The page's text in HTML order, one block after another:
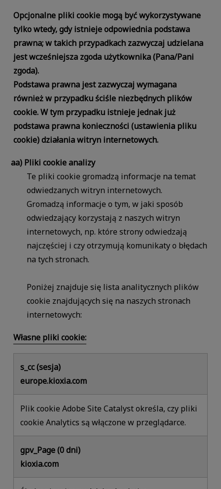
Opcjonalne pliki cookie mogą być wykorzystywane
tylko wtedy, gdy istnieje odpowiednia podstawa
prawna; w takich przypadkach zazwyczaj udzielana
jest wcześniejsza zgoda użytkownika (Pana/Pani
zgoda).
Podstawa prawna jest zazwyczaj wymagana
również w przypadku ściśle niezbędnych plików
cookie. W tym przypadku istnieje jednak już
podstawa prawna konieczności (ustawienia pliku
cookie) działania witryn internetowych.
aa) Pliki cookie analizy
Te pliki cookie gromadzą informacje na temat
odwiedzanych witryn internetowych.
Gromadzą informacje o tym, w jaki sposób
odwiedzający korzystają z naszych witryn
internetowych, np. które strony odwiedzają
najczęściej i czy otrzymują komunikaty o błędach
na tych stronach.
Poniżej znajduje się lista analitycznych plików
cookie znajdujących się na naszych stronach
internetowych:
Własne pliki cookie:
s_cc (sesja)
europe.kioxia.com
Plik cookie Adobe Site Catalyst określa, czy pliki
cookie Analytics są włączone w przeglądarce.
gpv_Page (0 dni)
kioxia.com